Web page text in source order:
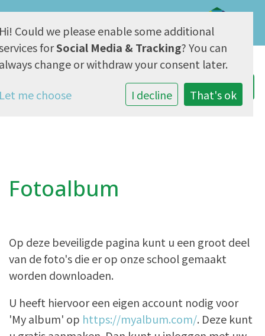
AVG & Privacy
Fotoalbum
Op deze beveiligde pagina kunt u een groot deel
van de foto's die er op onze school gemaakt
worden downloaden.
U heeft hiervoor een eigen account nodig voor
'My album' op https://myalbum.com/. Deze kunt
Could we please enable some additional
forSocial Media & Tracking? You can
change or withdraw your consent later.
me choose
I decline That's ok